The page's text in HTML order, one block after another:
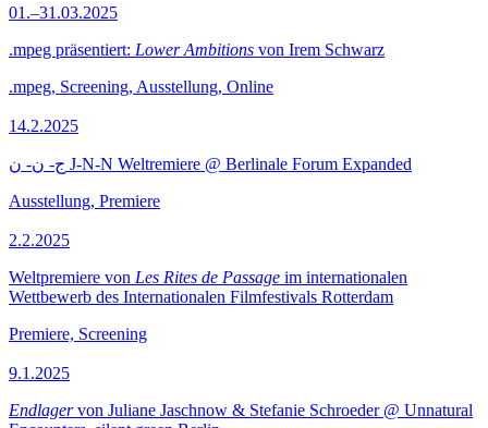
01.–31.03.2025
.mpeg präsentiert: Lower Ambitions von Irem Schwarz
.mpeg, Screening, Ausstellung, Online
14.2.2025
ج- ن- ن J-N-N Weltremiere @ Berlinale Forum Expanded
Ausstellung, Premiere
2.2.2025
Weltpremiere von Les Rites de Passage im internationalen
Wettbewerb des Internationalen Filmfestivals Rotterdam
Premiere, Screening
9.1.2025
Endlagervon Juliane Jaschnow & Stefanie Schroeder @ Unnatural